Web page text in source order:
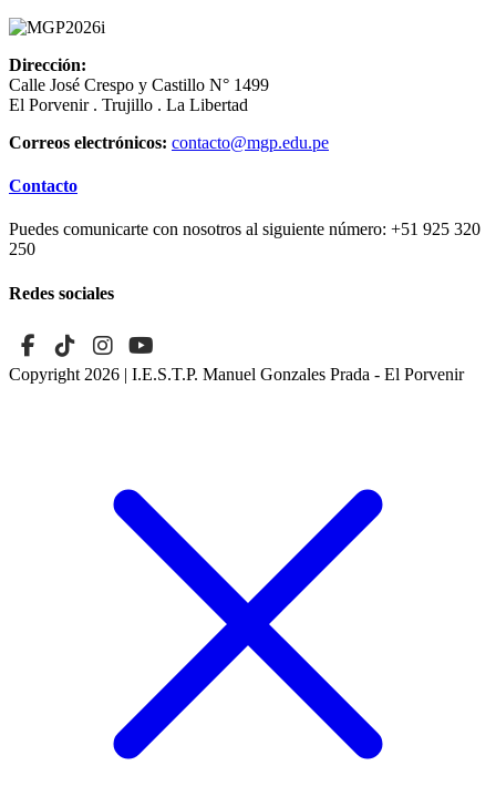
Dirección:
Calle José Crespo y Castillo N° 1499
El Porvenir . Trujillo . La Libertad
Correos electrónicos: contacto@mgp.edu.pe
Contacto
Puedes comunicarte con nosotros al siguiente número: +51 925 320
250
Redes sociales
Copyright 2026 | I.E.S.T.P. Manuel Gonzales Prada - El Porvenir